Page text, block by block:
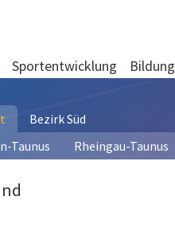
Sportentwicklung Bildung
Bezirk Süd
Taunus Rheingau-Taunus